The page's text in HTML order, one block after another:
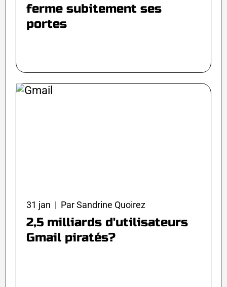
ferme subitement ses
portes
31 jan | Par Sandrine Quoirez
2,5 milliards d'utilisateurs
Gmail piratés?